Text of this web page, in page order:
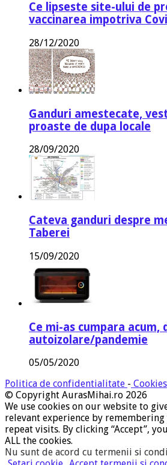
Ce lipseste site-ului de
vaccinarea impotriva
28/12/2020
Ganduri amestecate,
proaste de dupa locale
28/09/2020
Cateva ganduri despre
Taberei
15/09/2020
Ce mi-as cumpara acum,
autoizolare/pandemie
05/05/2020
Politica de confidentialitate - Cookies
© Copyright AurasMihai.ro 2026
We use cookies on our website to
relevant experience by
repeat visits. By clicking “Accept”,
ALL the cookies.
Nu sunt de acord cu termenii si